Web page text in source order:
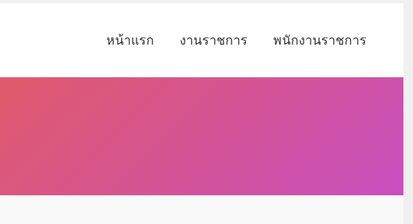
หน้าแรก งานราชการ พนักงานราชการ